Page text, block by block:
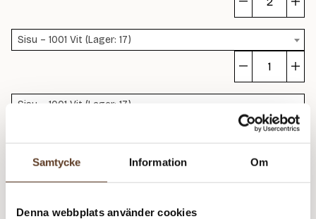
Samtycke Information Om
Denna webbplats använder cookies
Sisu – 1001 Vit (Lager: 17)
Sisu – 1001 Vit (Lager: 17)
Rekommenderade tillbehör